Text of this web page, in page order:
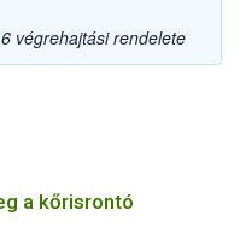
végrehajtási rendelete
a kőrisrontó